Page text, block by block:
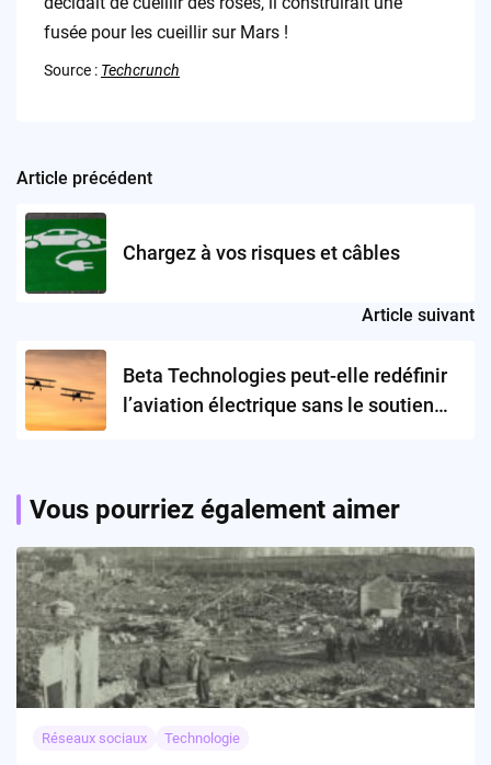
fusée pour les cueillir sur Mars !
Source : Techcrunch
Post
navigation
Article précédent
Chargez à vos risques et câbles
Article suivant
Beta Technologies peut-elle redéfinir
l’aviation électrique sans le soutien
Vous pourriez également aimer
Réseaux sociaux Technologie